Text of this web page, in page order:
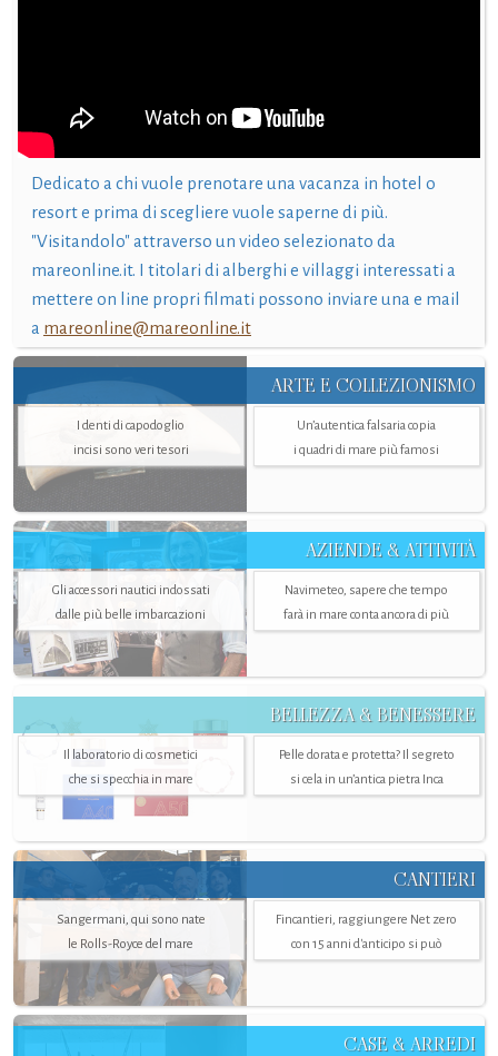
Dedicato a chi vuole prenotare una vacanza in hotel o
resort e prima di scegliere vuole saperne di più.
"Visitandolo" attraverso un video selezionato da
mareonline.it. I titolari di alberghi e villaggi interessati a
mettere on line propri filmati possono inviare una e mail
a mareonline@mareonline.it
ARTE E COLLEZIONISMO
I denti di capodoglio
incisi sono veri tesori
Un’autentica falsaria copia
i quadri di mare più famosi
AZIENDE & ATTIVITÀ
Gli accessori nautici indossati
dalle più belle imbarcazioni
Navimeteo, sapere che tempo
farà in mare conta ancora di più
BELLEZZA & BENESSERE
Il laboratorio di cosmetici
che si specchia in mare
Pelle dorata e protetta? Il segreto
si cela in un’antica pietra Inca
CANTIERI
Sangermani, qui sono nate
le Rolls-Royce del mare
Fincantieri, raggiungere Net zero
con 15 anni d'anticipo si può
CASE & ARREDI